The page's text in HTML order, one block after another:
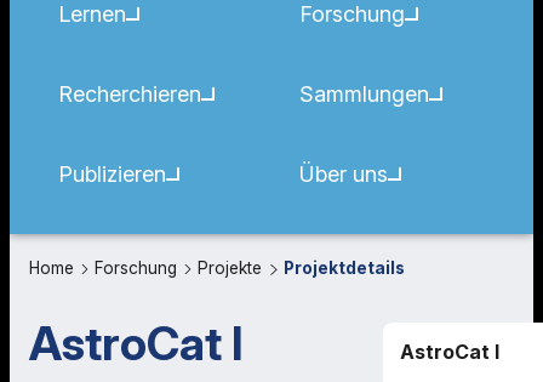
Lernen
Recherchieren
Publizieren
Forschung
Sammlungen
Über uns
Home Forschung Projekte Projektdetails
AstroCat I AstroCat I